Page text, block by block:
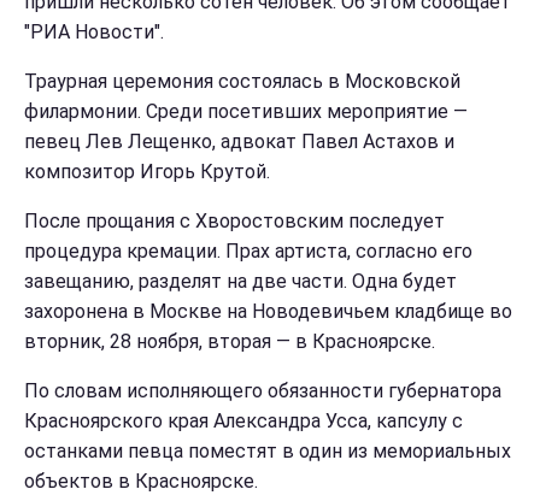
"РИА Новости".
Траурная церемония состоялась в Московской
филармонии. Среди посетивших мероприятие —
певец Лев Лещенко, адвокат Павел Астахов и
композитор Игорь Крутой.
После прощания с Хворостовским последует
процедура кремации. Прах артиста, согласно его
завещанию, разделят на две части. Одна будет
захоронена в Москве на Новодевичьем кладбище во
вторник, 28 ноября, вторая — в Красноярске.
По словам исполняющего обязанности губернатора
Красноярского края Александра Усса, капсулу с
останками певца поместят в один из мемориальных
объектов в Красноярске.